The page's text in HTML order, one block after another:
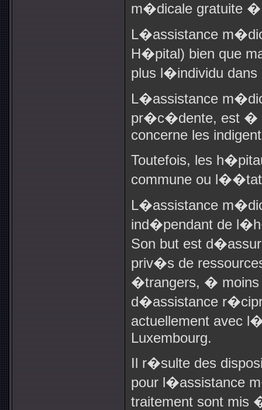
m�dicale gratuite �
L�assistance
H�pital) bien que
plus l�individu
L�assistance
pr�c�dente, est �
concerne les
Toutefois, les
commune ou
L�assistance
ind�pendant de
Son but est
priv�s de
�trangers, �
d�assistance
actuellement avec
Luxembourg.
Il r�sulte des
pour l�assistance
traitement sont mis